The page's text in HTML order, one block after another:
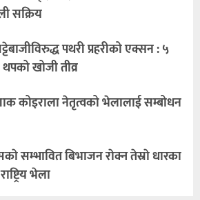
सक्रिय
पथरी प्रहरीको एक्सन : ५
खोजी तीव्र
कोइराला नेतृत्वको भेलालाई सम्बोधन
सम्भावित बिभाजन राेक्न तेस्राे धारका
भेला